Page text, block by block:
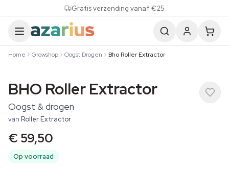
Gratis verzending vanaf €25
Home Growshop Oogst Drogen Bho Roller Extractor
BHO Roller Extractor
Oogst & drogen
van Roller Extractor
€ 59,50
Op voorraad